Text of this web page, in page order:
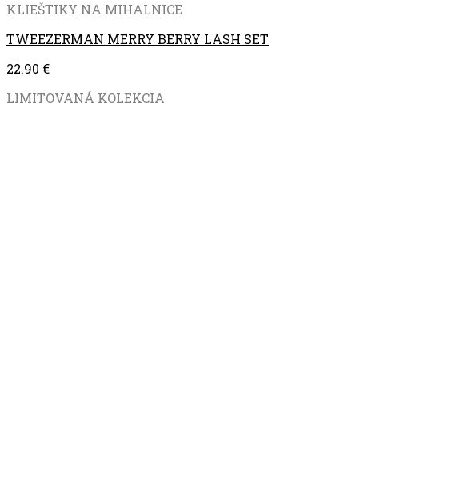
KLIEŠTIKY NA MIHALNICE
TWEEZERMAN MERRY BERRY LASH SET
22.90 €
LIMITOVANÁ KOLEKCIA